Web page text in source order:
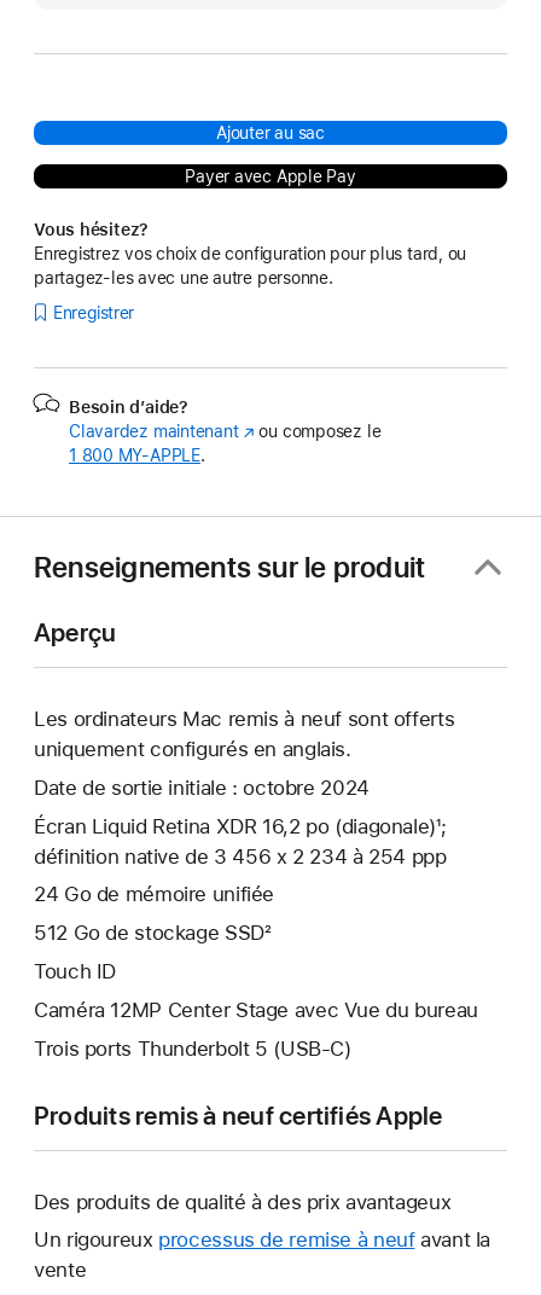
Ajouter au sac
Payer avec Apple Pay
Vous hésitez?
Enregistrez vos choix de configuration pour plus tard, ou
partagez-les avec une autre personne.
Enregistrer
Besoin d’aide?
Clavardez maintenant(s’ouvre
ou composez le
1 800 MY‑APPLE.
Renseignements sur le produit
Aperçu
Les ordinateurs Mac remis à neuf sont offerts
uniquement configurés en anglais.
Date de sortie initiale : octobre 2024
Écran Liquid Retina XDR 16,2 po (diagonale)¹;
définition native de 3 456 x 2 234 à 254 ppp
24 Go de mémoire unifiée
512 Go de stockage SSD²
Touch ID
Caméra 12MP Center Stage avec Vue du bureau
Trois ports Thunderbolt 5 (USB-C)
Produits remis à neuf certifiés Apple
Des produits de qualité à des prix avantageux
Un rigoureux processus de remise à neufavant la
vente